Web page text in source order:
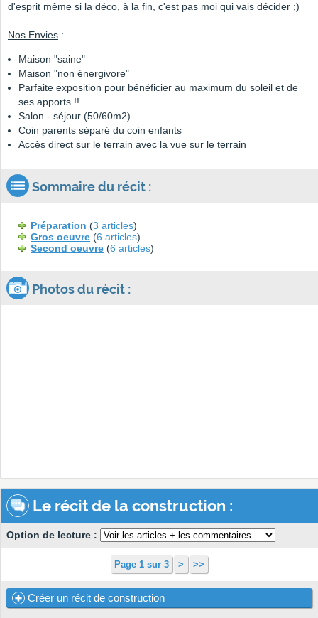
d'esprit même si la déco, à la fin, c'est pas moi qui vais décider ;)
Nos Envies :
Maison "saine"
Maison "non énergivore"
Parfaite exposition pour bénéficier au maximum du soleil et de
ses apports !!
Salon - séjour (50/60m2)
Coin parents séparé du coin enfants
Accès direct sur le terrain avec la vue sur le terrain
Sommaire du récit :
Préparation (3 articles)
Gros oeuvre (6 articles)
Second oeuvre (6 articles)
Photos du récit :
Le récit de la construction :
Option de lecture :
Page 1 sur 3 > >>
Créer un récit de construction